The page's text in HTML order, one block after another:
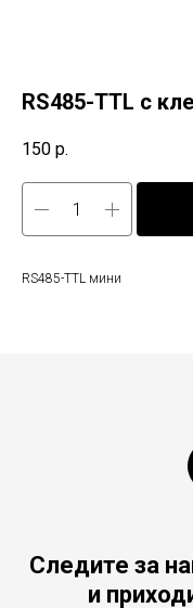
RS485-TTL с
150 р.
RS485-TTL мини
Следите за
и